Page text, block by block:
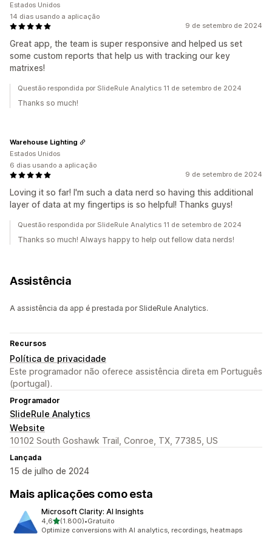
9 de setembro de 2024
Great app, the team is super responsive and helped us set
some custom reports that help us with tracking our key
matrixes!
Estados Unidos
14 dias usando a aplicação
Questão respondida por SlideRule Analytics 11 de setembro de 2024
Thanks so much!
9 de setembro de 2024
Loving it so far! I'm such a data nerd so having this additional
layer of data at my fingertips is so helpful! Thanks guys!
Warehouse Lighting
Estados Unidos
6 dias usando a aplicação
Questão respondida por SlideRule Analytics 11 de setembro de 2024
Thanks so much! Always happy to help out fellow data nerds!
Assistência
A assistência da app é prestada por SlideRule Analytics.
Recursos
Política de privacidade
Este programador não oferece assistência direta em Português
(portugal).
Programador
SlideRule Analytics
Website
10102 South Goshawk Trail, Conroe, TX, 77385, US
Lançada
15 de julho de 2024
Mais aplicações como esta
Microsoft Clarity: AI Insights
4,6de 5 estrelas
(1.800)
1800 total de avaliações
•Gratuito
Optimize conversions with AI analytics, recordings, heatmaps